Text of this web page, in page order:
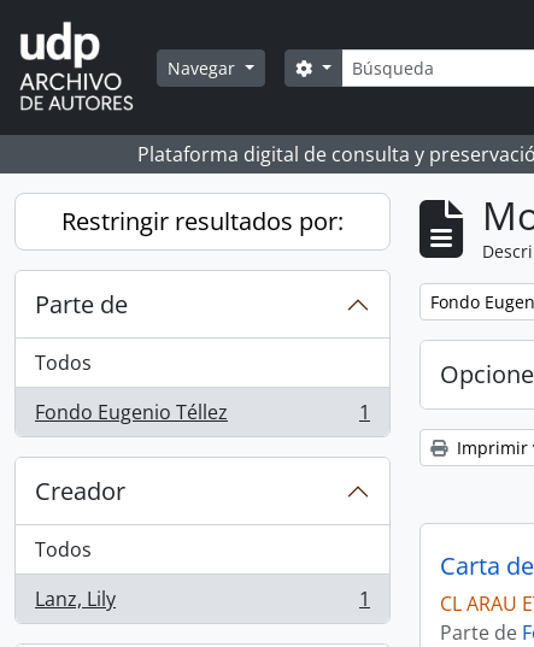
Skip to main content
Navegar Búsqueda
Search options
Plataforma digital de consulta y
Restringir resultados por:
Parte de
Todos
Fondo Eugenio Téllez
, 1 resultados 1
Creador
Todos
Lanz, Lily
, 1 resultados 1
Remove
Fondo
Imprimir
Carta
CL ARAU
Parte de